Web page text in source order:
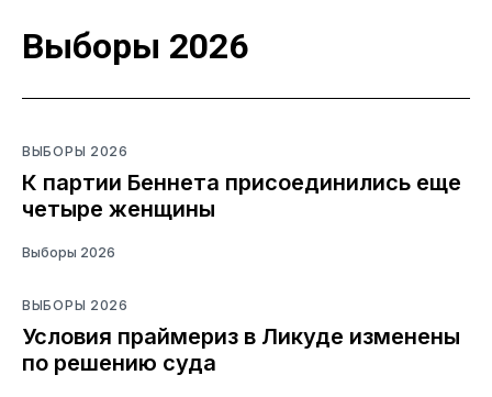
Выборы 2026
ВЫБОРЫ 2026
К партии Беннета присоединились еще
четыре женщины
Выборы 2026
ВЫБОРЫ 2026
Условия праймериз в Ликуде изменены
по решению суда